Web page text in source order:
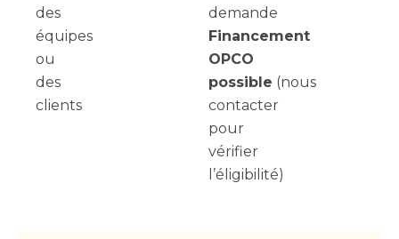
des
équipes
ou
des
clients
demande
Financement
OPCO
possible (nous
contacter
pour
vérifier
l’éligibilité)